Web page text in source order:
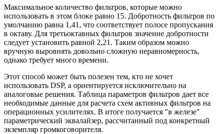
Максимальное количество фильтров, которые можно
использовать в этом блоке равно 15. Добротность фильтров по
умолчанию равна 1,41, что соответствует полосе пропускания
в октаву. Для третьоктавных фильтров значение добротности
следует установить равной 2,21. Таким образом можно
вручную выровнять довольно сложную неравномерность,
однако требует много времени.
Этот способ может быть полезен тем, кто не хочет
использовать DSP, а ориентируется исключительно на
аналоговые решения. Таблица параметров фильтров дает все
необходимые данные для расчета схем активных фильтров на
операционных усилителях. В итоге получается "в железе"
параметрический эквалайзер, рассчитанный под конкретный
экземпляр громкоговорителя.